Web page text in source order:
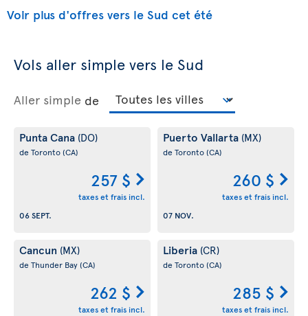
Voir plus d'offres vers le Sud cet été
Vols aller simple vers le Sud
Aller simple de
Punta Cana (DO)
de Toronto(CA)
257 $
taxes et frais incl.
06 SEPT.
Puerto Vallarta (MX)
de Toronto(CA)
260 $
taxes et frais incl.
07 NOV.
Cancun (MX)
de Thunder Bay(CA)
262 $
taxes et frais incl.
Liberia (CR)
de Toronto(CA)
285 $
taxes et frais incl.